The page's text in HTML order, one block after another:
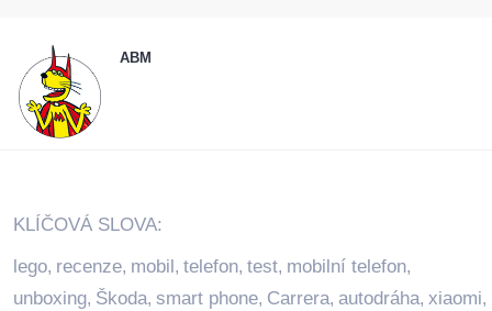
ABM
KLÍČOVÁ SLOVA:
lego, recenze, mobil, telefon, test, mobilní telefon,
unboxing, Škoda, smart phone, Carrera, autodráha, xiaomi,